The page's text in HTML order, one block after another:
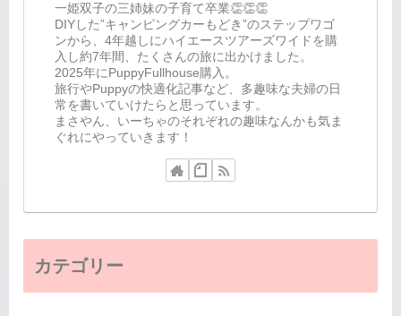
一姫双子の三姉妹の子育て卒業👏👏👏
DIYした”キャンピングカーもどき”のステップワゴ
ンから、4年越しにハイエースツアーズワイドを購
入し約7年間、たくさんの旅に出かけました。
2025年にPuppyFullhouse購入。
旅行やPuppyの快適化記事など、多趣味な夫婦の日
常を書いていけたらと思っています。
まさやん、いーちゃのそれぞれの趣味なんかも気ま
ぐれにやっていきます！
カテゴリー